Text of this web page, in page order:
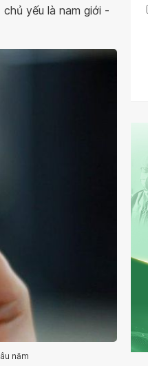
yếu là nam giới -
năm